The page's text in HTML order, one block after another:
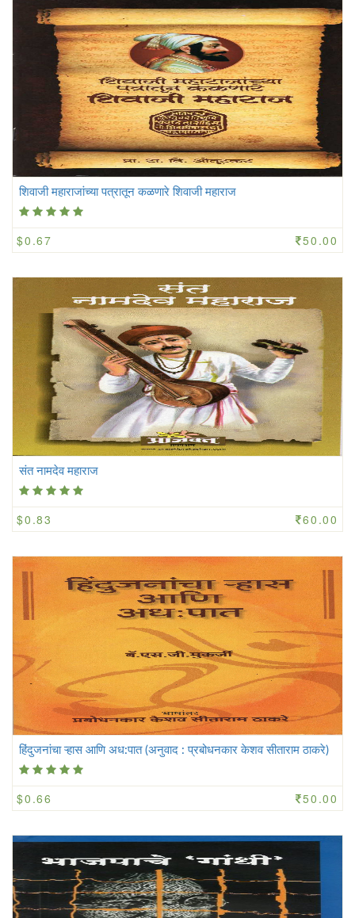
शिवाजी महाराजांच्या पत्रातून कळणारे शिवाजी महाराज
$0.67 50.00
संत नामदेव महाराज
$0.83 60.00
हिंदुजनांचा ऱ्हास आणि अध:पात (अनुवाद : प्रबोधनकार केशव सीताराम ठाकरे)
$0.66 50.00